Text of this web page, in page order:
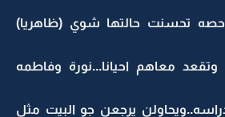
تحسنت حالتها شوي (ظاهريا)
معاهم احيانا...نورة وفاطمه
يرجعن جو البيت مثل